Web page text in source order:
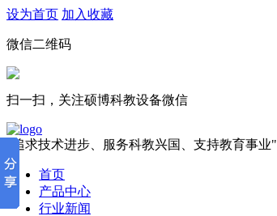
设为首页 加入收藏
微信二维码
扫一扫，关注硕博科教设备微信
"追求技术进步、服务科教兴国、支持教育事业"
首页
产品中心
行业新闻